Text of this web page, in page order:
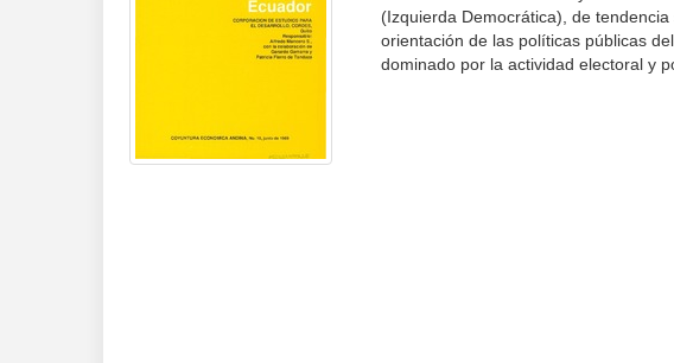
(Izquierda Democrática), de
orientación de las políticas públicas
dominado por la actividad electoral y